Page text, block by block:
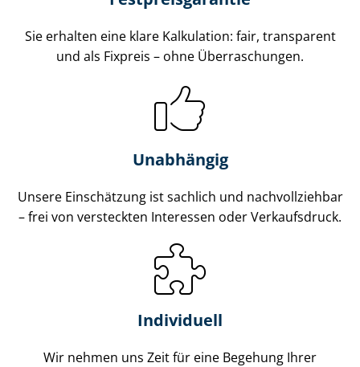
Sie erhalten eine klare Kalkulation: fair, transparent
und als Fixpreis – ohne Überraschungen.
Unabhängig
Unsere Einschätzung ist sachlich und nachvollziehbar
– frei von versteckten Interessen oder Verkaufsdruck.
Individuell
Wir nehmen uns Zeit für eine Begehung Ihrer